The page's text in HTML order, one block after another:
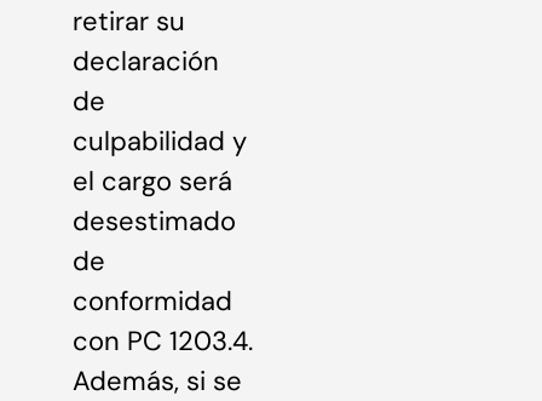
retirar su
declaración
de
culpabilidad y
el cargo será
desestimado
de
conformidad
con PC 1203.4.
Además, si se